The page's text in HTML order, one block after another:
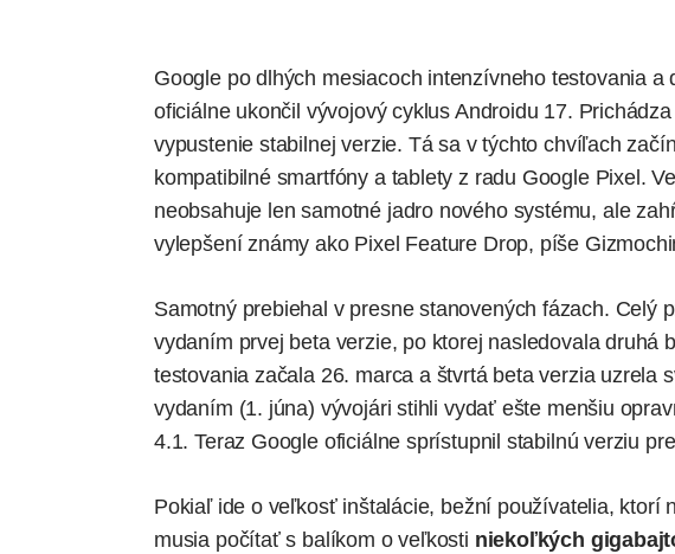
Google po dlhých mesiacoch intenzívneho testovania
oficiálne ukončil vývojový cyklus Androidu 17.
vypustenie stabilnej verzie. Tá sa v týchto chvíľach
kompatibilné smartfóny a tablety z radu Google Pixel.
neobsahuje len samotné jadro nového systému, ale
vylepšení známy ako Pixel Feature Drop, píše
Samotný prebiehal v presne stanovených fázach. Celý
vydaním prvej beta verzie, po ktorej nasledovala druhá
testovania začala 26. marca a štvrtá beta verzia uzrela
vydaním (1. júna) vývojári stihli vydať ešte menšiu
4.1. Teraz Google oficiálne sprístupnil stabilnú verziu
Pokiaľ ide o veľkosť inštalácie, bežní používatelia, ktorí
musia počítať s balíkom o veľkosti niekoľkých